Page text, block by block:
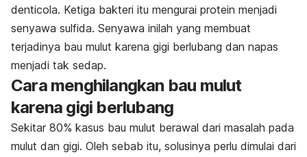
denticola. Ketiga bakteri itu mengurai protein menjadi
senyawa sulfida. Senyawa inilah yang membuat
terjadinya bau mulut karena gigi berlubang dan napas
menjadi tak sedap.
Cara menghilangkan bau mulut
karena gigi berlubang
Sekitar 80% kasus bau mulut berawal dari masalah pada
mulut dan gigi. Oleh sebab itu, solusinya perlu dimulai dari